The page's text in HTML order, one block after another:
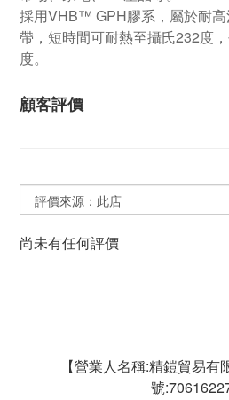
採用VHB™ GPH膠系，屬於耐
帶，短時間可耐熱至攝氏232度
度。
顧客評價
尚未有任何評價
【營業人名稱:精鎧貿易
號:70616227